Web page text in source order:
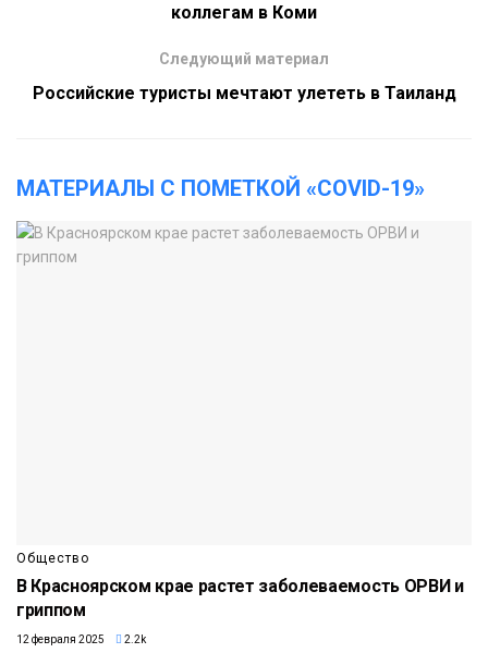
коллегам в Коми
Следующий материал
Российские туристы мечтают улететь в Таиланд
МАТЕРИАЛЫ С ПОМЕТКОЙ «COVID-19»
Общество
В Красноярском крае растет заболеваемость ОРВИ и
гриппом
12 февраля 2025 2.2k